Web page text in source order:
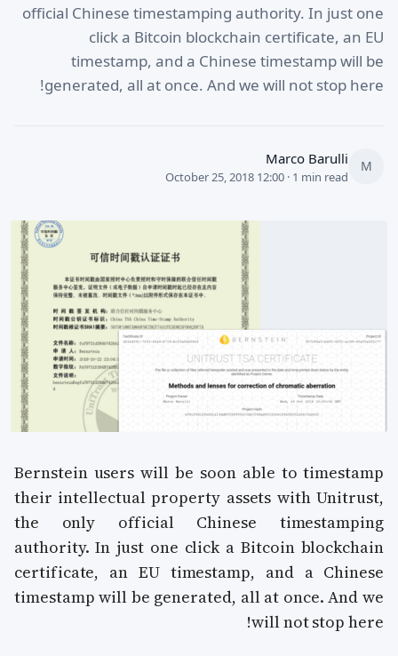
official Chinese timestamping authority. In just one
click a Bitcoin blockchain certificate, an EU
timestamp, and a Chinese timestamp will be
generated, all at once. And we will not stop here!
M
Marco Barulli
October 25, 2018 12:00 · 1 min read
Bernstein users will be soon able to timestamp
their intellectual property assets with Unitrust,
the only official Chinese timestamping
authority. In just one click a Bitcoin blockchain
certificate, an EU timestamp, and a Chinese
timestamp will be generated, all at once. And we
will not stop here!